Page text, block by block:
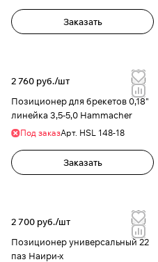
Заказать
2 760 руб./шт
Позиционер для брекетов 0,18"
линейка 3,5-5,0 Hammacher
Под заказАрт. HSL 148-18
Заказать
2 700 руб./шт
Позиционер универсальный 22
паз Наири-х